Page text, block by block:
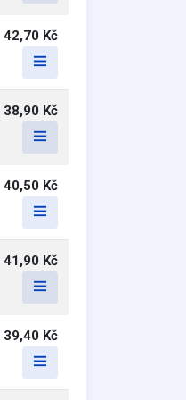
42,70 Kč
38,90 Kč
40,50 Kč
41,90 Kč
39,40 Kč